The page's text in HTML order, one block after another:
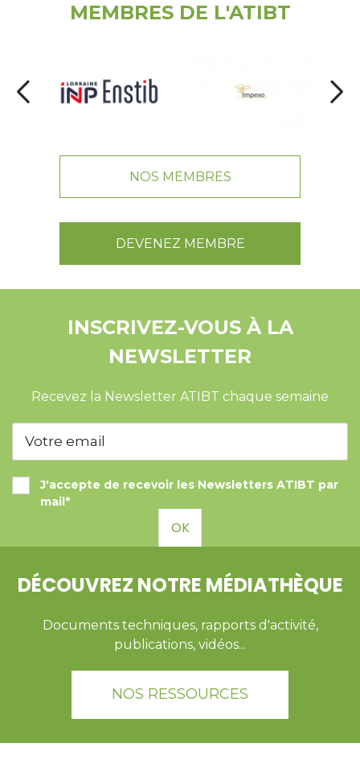
MEMBRES DE L'ATIBT
NOS MEMBRES
DEVENEZ MEMBRE
INSCRIVEZ-VOUS À LA
NEWSLETTER
Recevez la Newsletter ATIBT chaque semaine
J'accepte de recevoir les Newsletters ATIBT par
mail*
OK
DÉCOUVREZ NOTRE MÉDIATHÈQUE
Documents techniques, rapports d'activité,
publications, vidéos...
NOS RESSOURCES